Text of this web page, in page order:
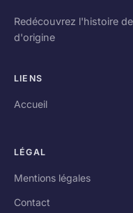
Redécouvrez l'histoire
d'origine
LIENS
Accueil
LÉGAL
Mentions légales
Contact